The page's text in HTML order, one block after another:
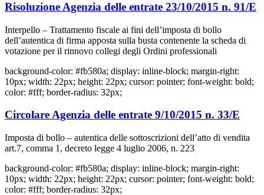
Risoluzione Agenzia delle entrate 23/10/2015 n. 91/E
Interpello – Trattamento fiscale ai fini dell’imposta di bollo
dell’autentica di firma apposta sulla busta contenente la scheda di
votazione per il rinnovo collegi degli Ordini professionali
background-color: #fb580a; display: inline-block; margin-right:
10px; width: 22px; height: 22px; cursor: pointer; font-weight: bold;
color: #fff; border-radius: 32px;
Circolare Agenzia delle entrate 9/10/2015 n. 33/E
Imposta di bollo – autentica delle sottoscrizioni dell’atto di vendita
art.7, comma 1, decreto legge 4 luglio 2006, n. 223
background-color: #fb580a; display: inline-block; margin-right:
10px; width: 22px; height: 22px; cursor: pointer; font-weight: bold;
color: #fff; border-radius: 32px;